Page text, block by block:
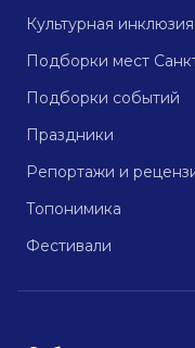
Культурная инклюзия
Подборки мест
Подборки событий
Праздники
Репортажи и
Топонимика
Фестивали